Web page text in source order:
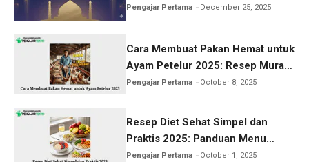
Terbaik, dan Keutamaannya
Pengajar Pertama December 25, 2025
Cara Membuat Pakan Hemat untuk
Ayam Petelur 2025: Resep Murah
& Produksi Maksimal
Pengajar Pertama October 8, 2025
Resep Diet Sehat Simpel dan
Praktis 2025: Panduan Menu
Cepat Turunkan Berat Badan
Pengajar Pertama October 1, 2025